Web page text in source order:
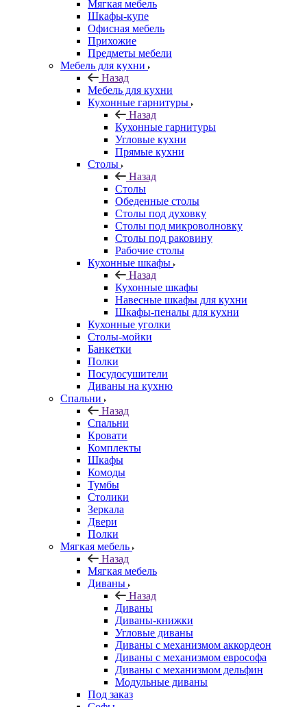
Мягкая мебель
Шкафы-купе
Офисная мебель
Прихожие
Предметы мебели
Мебель для кухни
Назад
Мебель для кухни
Кухонные гарнитуры
Назад
Кухонные гарнитуры
Угловые кухни
Прямые кухни
Столы
Назад
Столы
Обеденные столы
Столы под духовку
Столы под микроволновку
Столы под раковину
Рабочие столы
Кухонные шкафы
Назад
Кухонные шкафы
Навесные шкафы для кухни
Шкафы-пеналы для кухни
Кухонные уголки
Столы-мойки
Банкетки
Полки
Посудосушители
Диваны на кухню
Спальни
Назад
Спальни
Кровати
Комплекты
Шкафы
Комоды
Тумбы
Столики
Зеркала
Двери
Полки
Мягкая мебель
Назад
Мягкая мебель
Диваны
Назад
Диваны
Диваны-книжки
Угловые диваны
Диваны с механизмом аккордеон
Диваны с механизмом еврософа
Диваны с механизмом дельфин
Модульные диваны
Под заказ